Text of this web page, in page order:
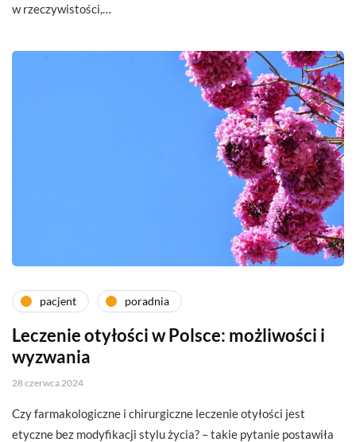
w rzeczywistości,…
pacjent poradnia
Leczenie otyłości w Polsce: możliwości i
wyzwania
28 czerwca 2024
Czy farmakologiczne i chirurgiczne leczenie otyłości jest
etyczne bez modyfikacji stylu życia? – takie pytanie postawiła